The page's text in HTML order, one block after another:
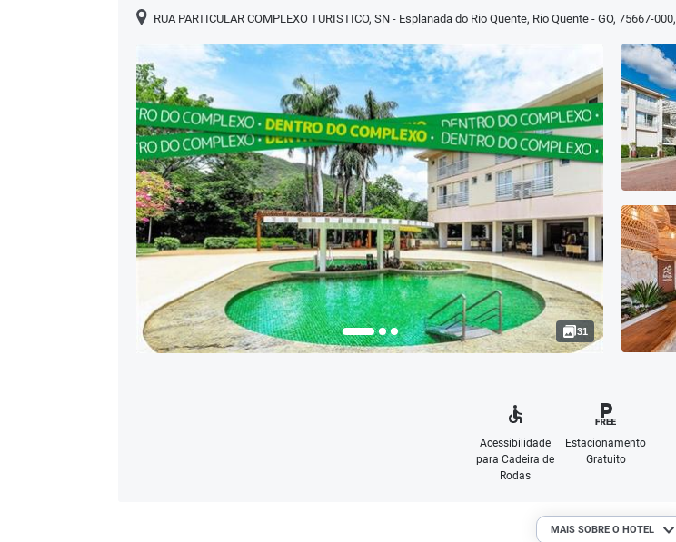
RUA PARTICULAR COMPLEXO TURISTICO, SN - Esplanada do Rio Quente, Rio Quente - GO, 75667-000,
31
Acessibilidade
para Cadeira de
Rodas
Estacionamento
Gratuito
MAIS SOBRE O HOTEL